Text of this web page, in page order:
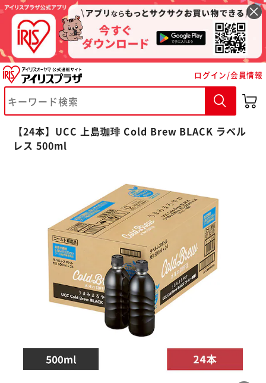
ログイン/会員情報
【24本】UCC 上島珈琲 Cold Brew BLACK ラベル
レス 500mlカートに入れる